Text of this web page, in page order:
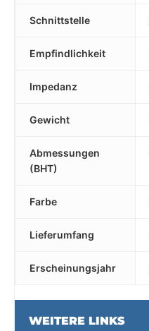
Schnittstelle
Empfindlichkeit
Impedanz
Gewicht
Abmessungen
(BHT)
Farbe
Lieferumfang
Erscheinungsjahr
WEITERE LINKS